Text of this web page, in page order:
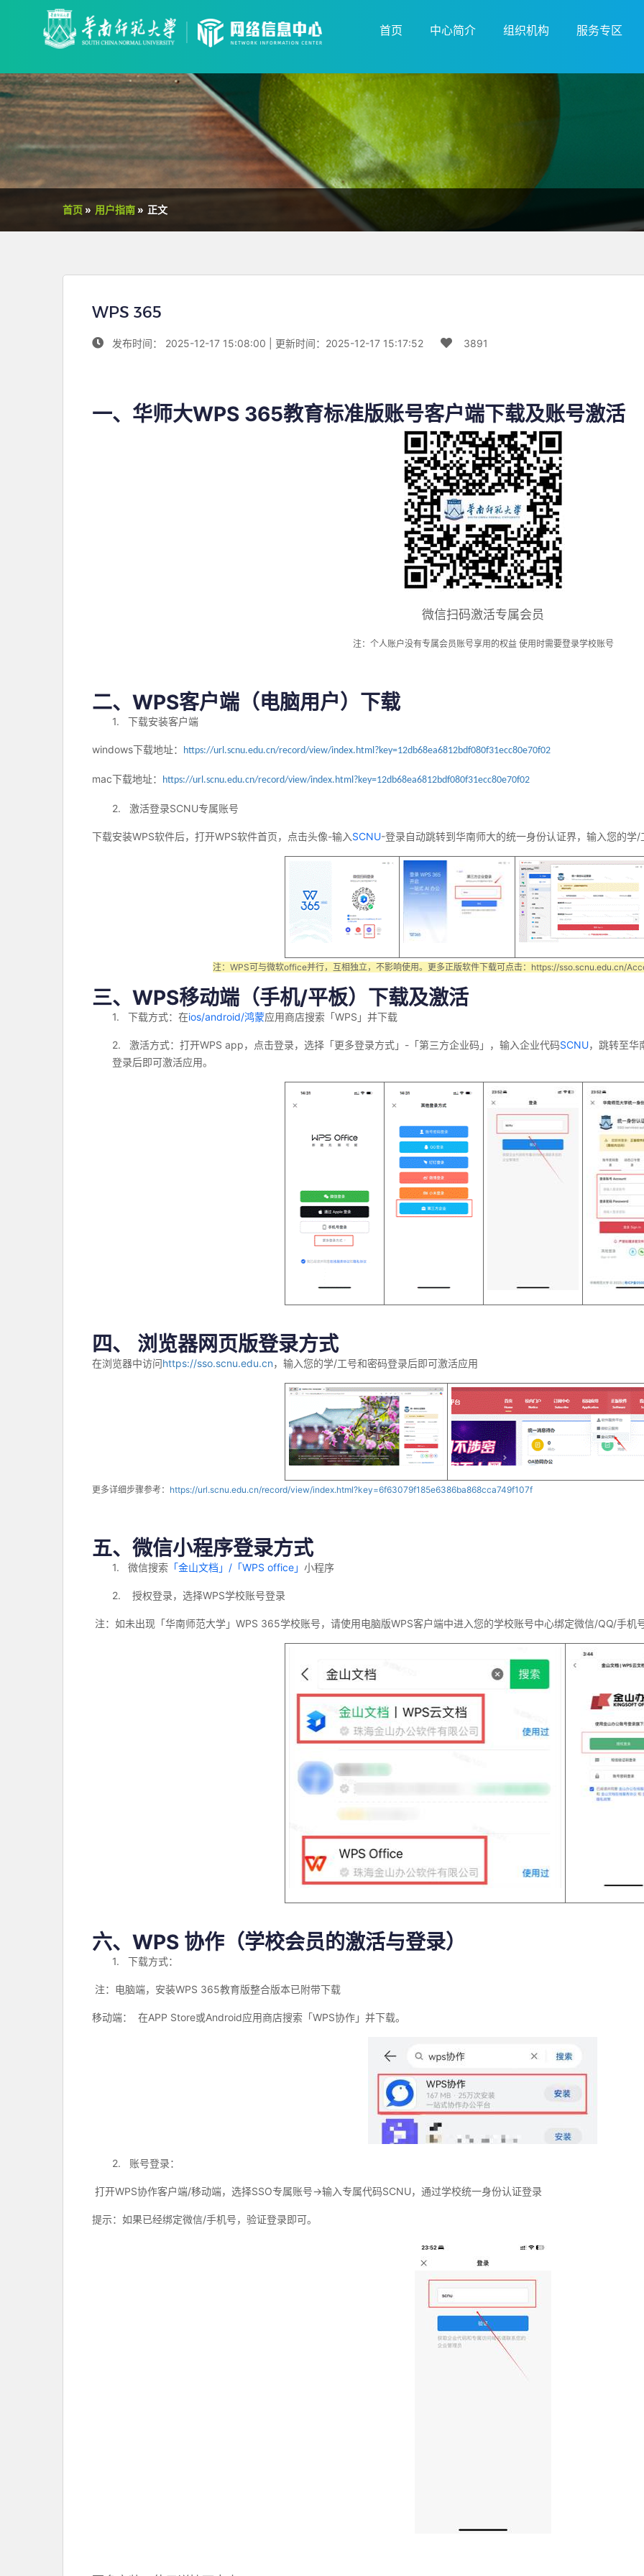
首页 中心简介 组织机构 服务专区
首页 » 用户指南 » 正文
WPS 365
发布时间： 2025-12-17 15:08:00 | 更新时间：2025-12-17 15:17:52 3891
一、华师大WPS 365教育标准版账号客户端下载及账号激活
微信扫码激活专属会员
注：个人账户没有专属会员账号享用的权益 使用时需要登录学校账号
二、 WPS客户端（电脑用户）下载
1. 下载安装客户端
windows下载地址： https://url.scnu.edu.cn/record/view/index.html?key=12db68ea6812bdf080f31ecc80e70f02
mac下载地址： https://url.scnu.edu.cn/record/view/index.html?key=12db68ea6812bdf080f31ecc80e70f02
2. 激活登录SCNU专属账号
下载安装WPS软件后，打开WPS软件首页，点击头像-输入SCNU-登录自动跳转到华南师大的统一身份认证界，输入您的学/
注： WPS可与微软office并行，互相独立，不影响使用。更多正版软件下载可点击： https://sso.scnu.edu.cn/
三、 WPS移动端（手机/平板）下载及激活
1. 下载方式：在ios/android/鸿蒙应用商店搜索「WPS 」并下载
2. 激活方式：打开WPS app，点击登录，选择「更多登录方式」 - 「第三方企业码」，输入企业代码SCNU，跳转至华
登录后即可激活应用。
四、 浏览器网页版登录方式
在浏览器中访问https://sso.scnu.edu.cn，输入您的学/工号和密码登录后即可激活应用
更多详细步骤参考： https://url.scnu.edu.cn/record/view/index.html?key=6f63079f185e6386ba868cca749f107f
五、微信小程序登录方式
1. 微信搜索 「金山文档」 / 「WPS office」 小程序
2. 授权登录，选择WPS学校账号登录
注：如未出现「华南师范大学」 WPS 365学校账号，请使用电脑版WPS客户端中进入您的学校账号中心绑定微信/QQ/手机
六、 WPS 协作（学校会员的激活与登录）
1. 下载方式：
注：电脑端，安装WPS 365教育版整合版本已附带下载
移动端： 在APP Store或Android应用商店搜索「WPS协作」并下载。
2. 账号登录：
打开WPS协作客户端/移动端，选择SSO专属账号→输入专属代码SCNU，通过学校统一身份认证登录
提示：如果已经绑定微信/手机号，验证登录即可。